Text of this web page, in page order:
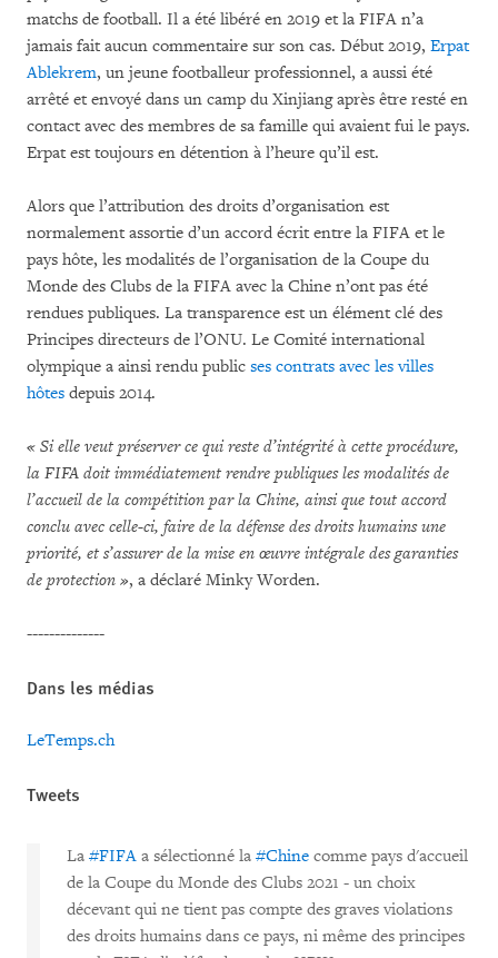
matchs de football. Il a été libéré en 2019 et la FIFA n’a
jamais fait aucun commentaire sur son cas. Début 2019, Erpat
Ablekrem, un jeune footballeur professionnel, a aussi été
arrêté et envoyé dans un camp du Xinjiang après être resté en
contact avec des membres de sa famille qui avaient fui le pays.
Erpat est toujours en détention à l’heure qu’il est.
Alors que l’attribution des droits d’organisation est
normalement assortie d’un accord écrit entre la FIFA et le
pays hôte, les modalités de l’organisation de la Coupe du
Monde des Clubs de la FIFA avec la Chine n’ont pas été
rendues publiques. La transparence est un élément clé des
Principes directeurs de l’ONU. Le Comité international
olympique a ainsi rendu public ses contrats avec les villes
hôtes depuis 2014.
« Si elle veut préserver ce qui reste d’intégrité à cette procédure,
la FIFA doit immédiatement rendre publiques les modalités de
l’accueil de la compétition par la Chine, ainsi que tout accord
conclu avec celle-ci, faire de la défense des droits humains une
priorité, et s’assurer de la mise en œuvre intégrale des garanties
de protection », a déclaré Minky Worden.
--------------
Dans les médias
LeTemps.ch
Tweets
La #FIFA a sélectionné la #Chine comme pays d'accueil
de la Coupe du Monde des Clubs 2021 - un choix
décevant qui ne tient pas compte des graves violations
des droits humains dans ce pays, ni même des principes